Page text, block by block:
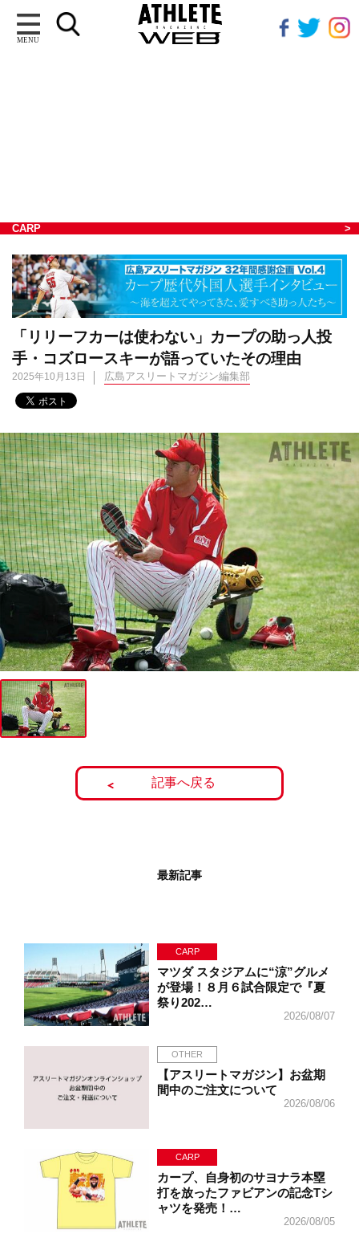
MENU
CARP
「リリーフカーは使わない」カープの助っ人投
手・コズロースキーが語っていたその理由
2025年10月13日 広島アスリートマガジン編集部
記事へ戻る
最新記事
CARP
マツダ スタジアムに“涼”グルメ
が登場！８月６試合限定で『夏
祭り202…
2026/08/07
OTHER
【アスリートマガジン】お盆期
間中のご注文について
2026/08/06
CARP
カープ、自身初のサヨナラ本塁
打を放ったファビアンの記念Tシ
ャツを発売！…
2026/08/05